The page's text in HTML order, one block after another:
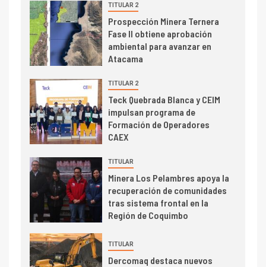
3
PIB minero impacta el
crecimiento regional: Banco
Central reporta resultados
trimestre
4 I+D
Informe bimensual de
Cochilco: precio del cobre
alcanza máximos por escasez
de concentrados
5 I+D
Estudio revela cómo el precio
del cobre y educación superior
se relacionan en zonas
mineras
6
BHP proyecta producción de
cobre cercana a 2 millones de
TITULAR 2
Prospección Minera Ternera
Fase II obtiene aprobación
ambiental para avanzar en
Atacama
TITULAR 2
Teck Quebrada Blanca y CEIM
impulsan programa de
Formación de Operadores
CAEX
TITULAR
Minera Los Pelambres apoya la
recuperación de comunidades
tras sistema frontal en la
Región de Coquimbo
TITULAR
Dercomaq destaca nuevos